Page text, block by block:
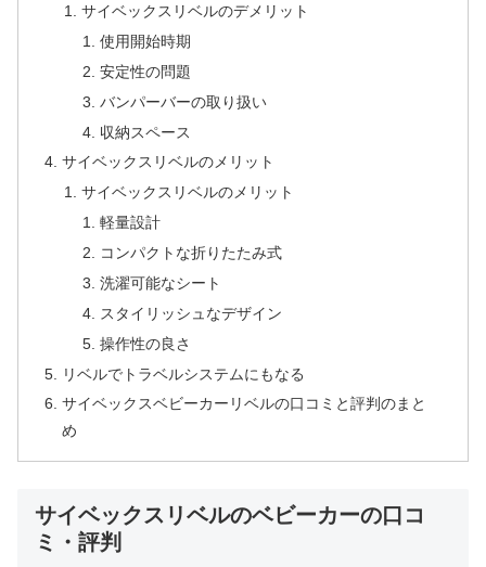
サイベックスリベルのデメリット
使用開始時期
安定性の問題
バンパーバーの取り扱い
収納スペース
サイベックスリベルのメリット
サイベックスリベルのメリット
軽量設計
コンパクトな折りたたみ式
洗濯可能なシート
スタイリッシュなデザイン
操作性の良さ
リベルでトラベルシステムにもなる
サイベックスベビーカーリベルの口コミと評判のまと
め
サイベックスリベルのベビーカーの口コ
ミ・評判